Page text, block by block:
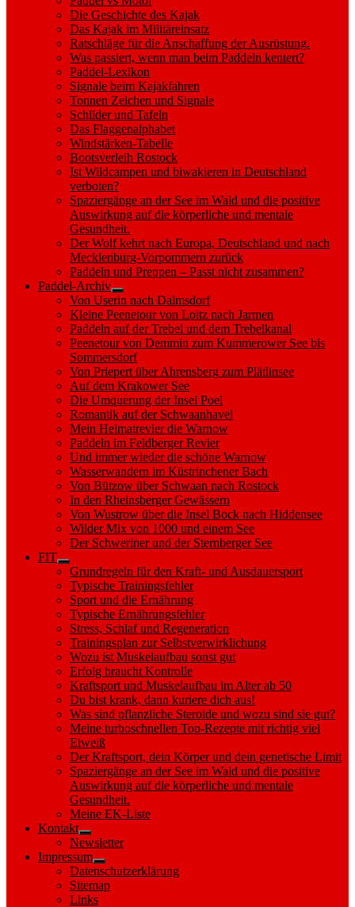
Die Geschichte des Kajak
Das Kajak im Militäreinsatz
Ratschläge für die Anschaffung der Ausrüstung.
Was passiert, wenn man beim Paddeln kentert?
Paddel-Lexikon
Signale beim Kajakfahren
Tonnen Zeichen und Signale
Schilder und Tafeln
Das Flaggenalphabet
Windstärken-Tabelle
Bootsverleih Rostock
Ist Wildcampen und biwakieren in Deutschland
verboten?
Spaziergänge an der See im Wald und die positive
Auswirkung auf die körperliche und mentale
Gesundheit.
Der Wolf kehrt nach Europa, Deutschland und nach
Mecklenburg-Vorpommern zurück
Paddeln und Preppen – Passt nicht zusammen?
Paddel-Archiv
Show
sub
menu
Von Userin nach Dalmsdorf
Kleine Peenetour von Loitz nach Jarmen
Paddeln auf der Trebel und dem Trebelkanal
Peenetour von Demmin zum Kummerower See bis
Sommersdorf
Von Priepert über Ahrensberg zum Plätlinsee
Auf dem Krakower See
Die Umquerung der Insel Poel
Romantik auf der Schwaanhavel
Mein Heimatrevier die Warnow
Paddeln im Feldberger Revier
Und immer wieder die schöne Warnow
Wasserwandern im Küstrinchener Bach
Von Bützow über Schwaan nach Rostock
In den Rheinsberger Gewässern
Von Wustrow über die Insel Bock nach Hiddensee
Wilder Mix von 1000 und einem See
Der Schweriner und der Sternberger See
FIT
Show
sub
menu
Grundregeln für den Kraft- und Ausdauersport
Typische Trainingsfehler
Sport und die Ernährung
Typische Ernährungsfehler
Stress, Schlaf und Regeneration
Trainingsplan zur Selbstverwirklichung
Wozu ist Muskelaufbau sonst gut
Erfolg braucht Kontrolle
Kraftsport und Muskelaufbau im Alter ab 50
Du bist krank, dann kuriere dich aus!
Was sind pflanzliche Steroide und wozu sind sie gut?
Meine turboschnellen Top-Rezepte mit richtig viel
Eiweiß
Der Kraftsport, dein Körper und dein genetische Limit
Spaziergänge an der See im Wald und die positive
Auswirkung auf die körperliche und mentale
Gesundheit.
Meine EK-Liste
Kontakt
Show
sub
menu
Newsletter
Impressum
Show
sub
menu
Datenschutzerklärung
Sitemap
Links